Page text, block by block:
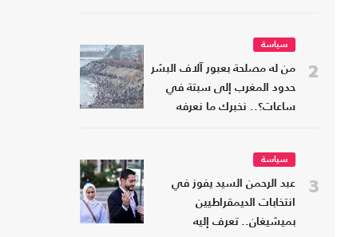
2
سياسة
من له مصلحة بعبور آلاف البشر
حدود المغرب إلى سبتة في
ساعات؟.. نخبرك ما نعرفه
3
سياسة
عبد الرحمن السيد يفوز في
انتخابات الديمقراطيين
بميشيغان.. تعرف إليه